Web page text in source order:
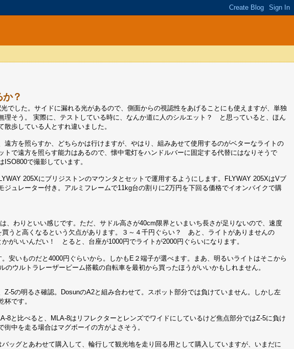
？
でした。サイドに漏れる光があるので、側面からの視認性をあげることにも使えますが、単独
理そう。 実際に、テストしている時に、なんか道に人のシルエット？ と思っていると、ほん
散歩している人とすれ違いました。
遠方を照らすか、どちらかは行けますが、やはり、組みあせて使用するのがベターなライトの
トで遠方を照らす能力はあるので、懐中電灯をハンドルバーに固定する代替にはなりそうで
ISO800で撮影しています。
205Xにブリジストンのマウンタとセットで運用するようにします。FLYWAY 205XはVブ
ジュレーター付き。アルミフレームで11kg台の割りに2万円を下回る価格でイオンバイクで購
、わりといい感じです。ただ、サドル高さが40cm限界といまいち長さが足りないので、速度
うと高くなるという欠点があります。３～４千円ぐらい？ あと、ライトがありませんの
がいいんだい！ とると、台座が1000円でライトが2000円ぐらいになります。
安いものだと4000円ぐらいから。しかもE２端子が選べます。まあ、明るいライトはそこから
ウルトラレーザービーム搭載の自転車を最初から買ったほうがいいかもしれません。
Z-5の明るさ確認。DosunのA2と組み合わせて。スポット部分では負けていません。しかし左
杯です。
8と比べると、MLA-8はリフレクターとレンズでワイドにしているけど焦点部分ではZ-5に負け
街中を走る場合はマグボーイの方がよさそう。
バッグとあわせて購入して、輪行して観光地を走り回る用として購入していますが、いまだに